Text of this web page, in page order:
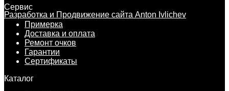
Разработка и Продвижение сайта Anton Ivlichev
Сервис
Примерка
Доставка и оплата
Ремонт очков
Гарантии
Сертификаты
Каталог